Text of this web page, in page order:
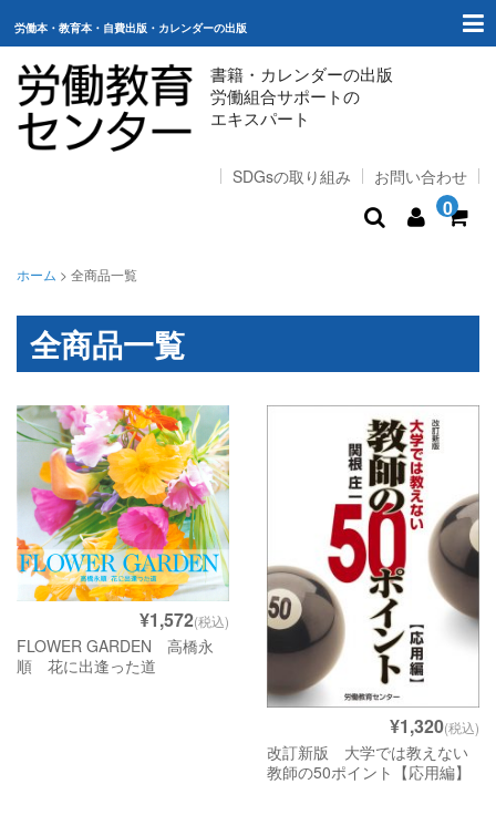
労働本・教育本・自費出版・カレンダーの出版
書籍・カレンダーの出版
労働組合サポートの
エキスパート
SDGsの取り組み お問い合わせ
0
ホーム
出版（ご購入）
自費出版
労働組合サポート
スタッフコラム
会社情報
ホーム > 全商品一覧
全商品一覧
¥1,572(税込)
FLOWER GARDEN 高橋永
順 花に出逢った道
¥1,320(税込)
改訂新版 大学では教えない
教師の50ポイント【応用編】